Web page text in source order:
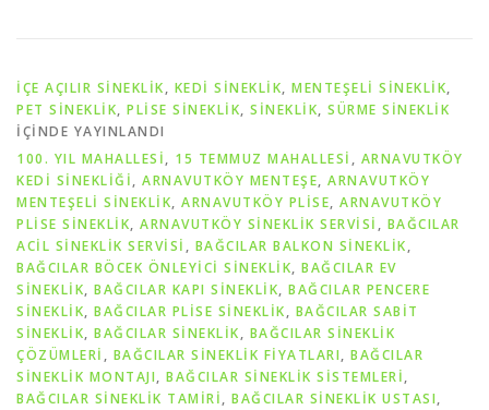
İÇE AÇILIR SINEKLIK, KEDI SINEKLIK, MENTEŞELI SINEKLIK,
PET SİNEKLIK, PLISE SINEKLIK, SİNEKLİK, SÜRME SINEKLIK
IÇINDE YAYINLANDI
100. YIL MAHALLESİ, 15 TEMMUZ MAHALLESİ , ARNAVUTKÖY
KEDİ SİNEKLİĞİ, ARNAVUTKÖY MENTEŞE, ARNAVUTKÖY
MENTEŞELİ SİNEKLİK, ARNAVUTKÖY PLİSE, ARNAVUTKÖY
PLİSE SİNEKLİK, ARNAVUTKÖY SİNEKLİK SERVİSİ , BAĞCILAR
ACIL SINEKLIK SERVISI , BAĞCILAR BALKON SINEKLIK,
BAĞCILAR BÖCEK ÖNLEYICI SINEKLIK, BAĞCILAR EV
SINEKLIK, BAĞCILAR KAPI SINEKLIK, BAĞCILAR PENCERE
SINEKLIK, BAĞCILAR PLISE SINEKLIK, BAĞCILAR SABIT
SINEKLIK, BAĞCILAR SINEKLIK, BAĞCILAR SINEKLIK
ÇÖZÜMLERI , BAĞCILAR SINEKLIK FIYATLARI, BAĞCILAR
SINEKLIK MONTAJI, BAĞCILAR SINEKLIK SISTEMLERI,
BAĞCILAR SINEKLIK TAMIRI, BAĞCILAR SINEKLIK USTASI,